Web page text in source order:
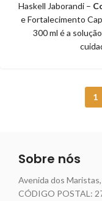
Haskell Jaborandi –
e Fortalecimento
300 ml é a
1
Sobre nós
Avenida dos
CÓDIGO POSTAL: